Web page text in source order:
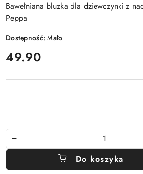
Bawełniana bluzka dla dziewczynki z
Peppa
Dostępność:Mało
cena:
49.90
Do koszyka